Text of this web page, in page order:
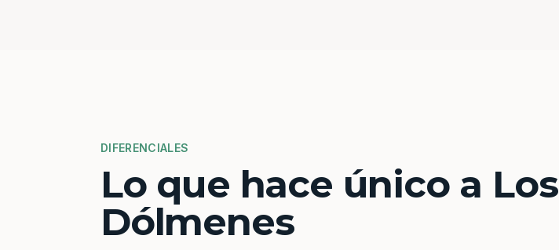
DIFERENCIALES
Lo que hace único a Los
Dólmenes